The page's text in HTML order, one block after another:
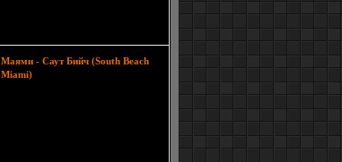
Маями - Саут Бийч (South Beach
Miami)Саут Бийч в Маями е